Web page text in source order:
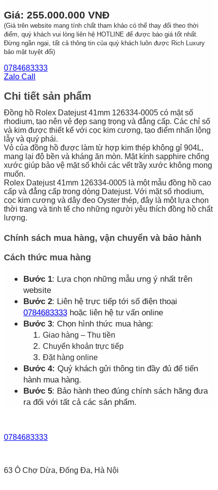
Giá: 255.000.000 VNĐ
(Giá trên website mang tính chất tham khảo có thể thay đổi theo thời
điểm, quý khách vui lòng liên hệ HOTLINE để được báo giá tốt nhất.
Đừng ngần ngại, tất cả thông tin của quý khách luôn được Rich Luxury
bảo mật tuyệt đối)
0784683333
Zalo Call
Chi tiết sản phẩm
Đồng hồ Rolex Datejust 41mm 126334-0005 có mặt số
rhodium, tạo nên vẻ đẹp sang trọng và đẳng cấp. Các chỉ số
và kim được thiết kế với cọc kim cương, tạo điểm nhấn lộng
lẫy và quý phái.
Vỏ của đồng hồ được làm từ hợp kim thép không gỉ 904L,
mang lại độ bền và kháng ăn mòn. Mặt kính sapphire chống
xước giúp bảo vệ mặt số khỏi các vết trầy xước không mong
muốn.
Rolex Datejust 41mm 126334-0005 là một mẫu đồng hồ cao
cấp và đẳng cấp trong dòng Datejust. Với mặt số rhodium,
cọc kim cương và dây đeo Oyster thép, đây là một lựa chọn
thời trang và tinh tế cho những người yêu thích đồng hồ chất
lượng.
Chính sách mua hàng, vận chuyển và bảo hành
Cách thức mua hàng
Bước 1: Lựa chọn những mẫu ưng ý nhất trên
website
Bước 2: Liên hệ trực tiếp tới số điện thoại
0784683333 hoặc liên hệ tư vấn online
Bước 3: Chọn hình thức mua hàng:
Giao hàng – Thu tiền
Chuyển khoản trực tiếp
Đặt hàng online
Bước 4: Quý khách gửi thông tin đầy đủ để tiến
hành mua hàng.
Bước 5: Bảo hành theo đúng chính sách hãng đưa
ra đối với tất cả các sản phẩm.
0784683333
63 Ô Chợ Dừa, Đống Đa, Hà Nội